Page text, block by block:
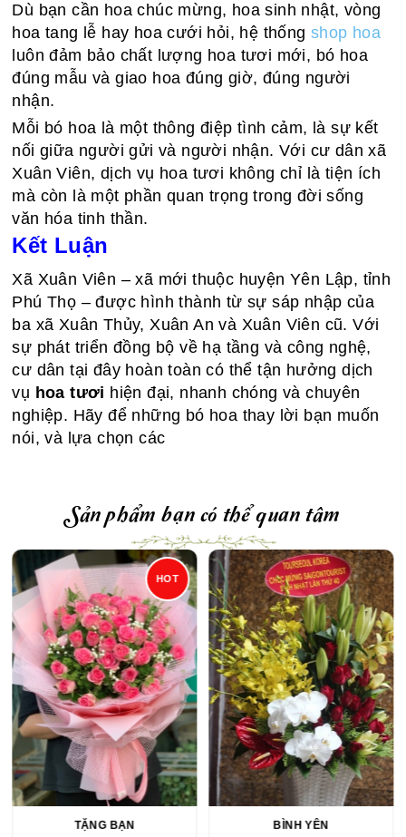
Dù bạn cần hoa chúc mừng, hoa sinh nhật, vòng
hoa tang lễ hay hoa cưới hỏi, hệ thốngshop hoa
luôn đảm bảo chất lượng hoa tươi mới, bó hoa
đúng mẫu và giao hoa đúng giờ, đúng người
nhận.
Mỗi bó hoa là một thông điệp tình cảm, là sự kết
nối giữa người gửi và người nhận. Với cư dân xã
Xuân Viên, dịch vụ hoa tươi không chỉ là tiện ích
mà còn là một phần quan trọng trong đời sống
văn hóa tinh thần.
Kết Luận
Xã Xuân Viên – xã mới thuộc huyện Yên Lập, tỉnh
Phú Thọ – được hình thành từ sự sáp nhập của
ba xã Xuân Thủy, Xuân An và Xuân Viên cũ. Với
sự phát triển đồng bộ về hạ tầng và công nghệ,
cư dân tại đây hoàn toàn có thể tận hưởng dịch
vụ hoa tươi hiện đại, nhanh chóng và chuyên
nghiệp. Hãy để những bó hoa thay lời bạn muốn
nói, và lựa chọn các
Sản phẩm bạn có thể quan tâm
HOT
TẶNG BẠN BÌNH YÊN